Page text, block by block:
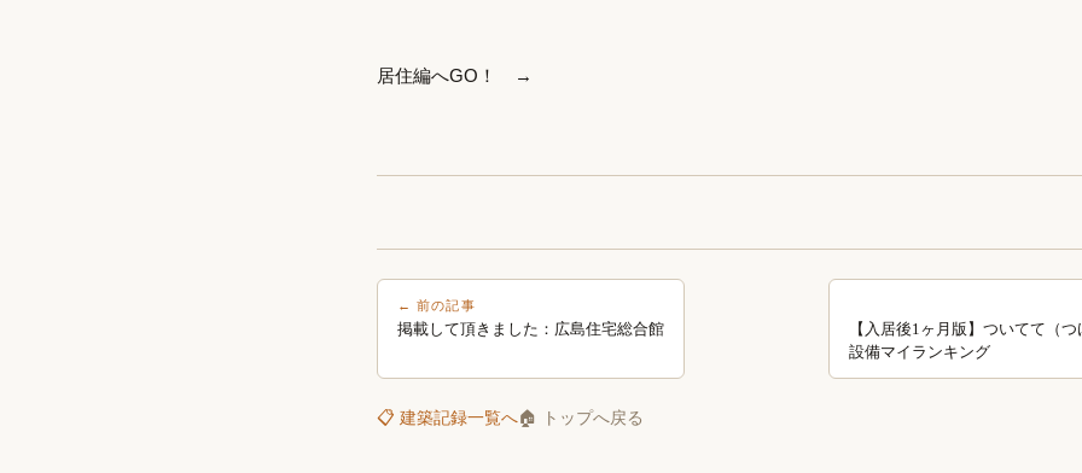
居住編へGO！ →
← 前の記事
掲載して頂きました：広島住宅総合館
【入居後1ヶ月版】ついてて（
設備マイランキング
📋 建築記録一覧へ🏠 トップへ戻る